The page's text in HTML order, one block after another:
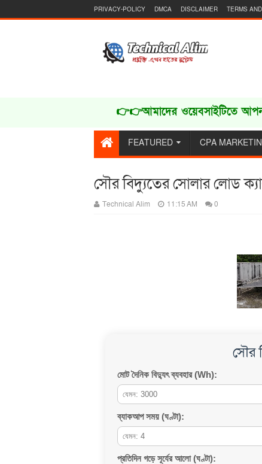
PRIVACY-POLICY DMCA DISCLAIMER TERMS
👉👉আমাদের ওয়েবসাইটিতে
FEATURED CPA
সৌর বিদ্যুতের সোলার লোড
Technical Alim 11:15 AM 0
সৌর
মোট দৈনিক বিদ্যুৎ ব্যবহার (Wh):
ব্যাকআপ সময় (ঘণ্টা):
প্রতিদিন গড়ে সূর্যের আলো (ঘণ্টা):